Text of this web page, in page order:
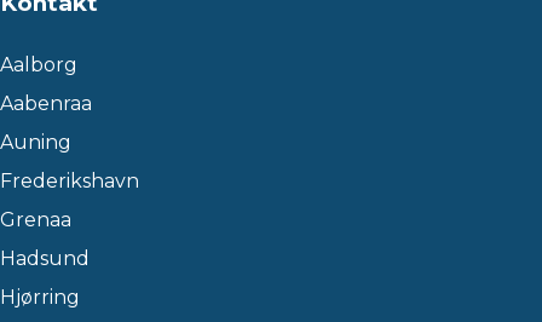
Aalborg
Aabenraa
Auning
Frederikshavn
Grenaa
Hadsund
Hjørring